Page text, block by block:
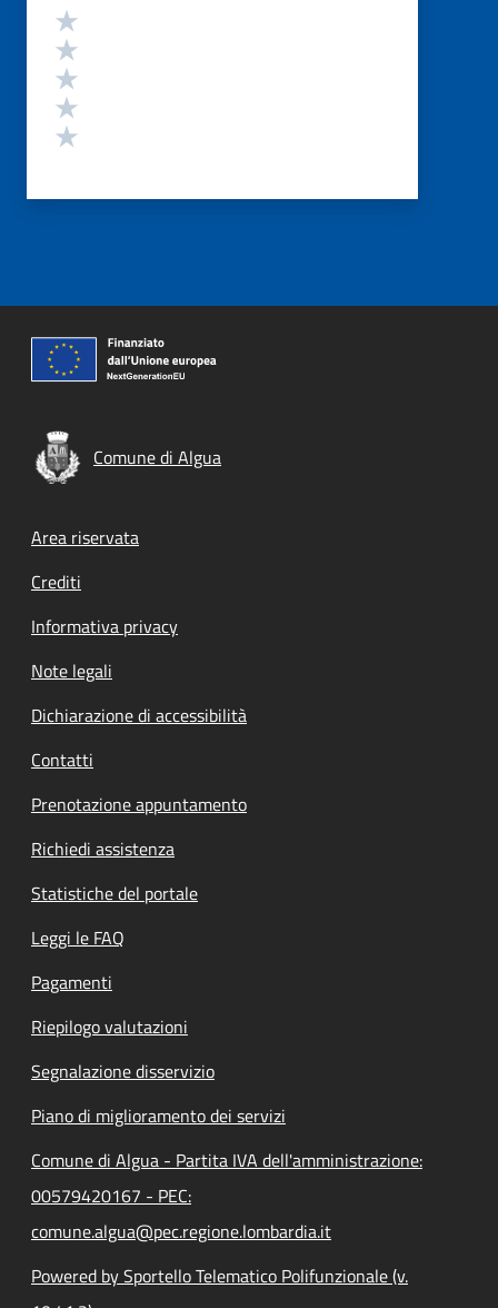
Valutazione
Comune di Algua
Footer menu
Area riservata
Crediti
Informativa privacy
Note legali
Dichiarazione di accessibilità
Contatti
Prenotazione appuntamento
Richiedi assistenza
Statistiche del portale
Leggi le FAQ
Pagamenti
Riepilogo valutazioni
Segnalazione disservizio
Piano di miglioramento dei servizi
Comune di Algua - Partita IVA dell'amministrazione:
00579420167 - PEC:
comune.algua@pec.regione.lombardia.it
Powered by Sportello Telematico Polifunzionale (v.